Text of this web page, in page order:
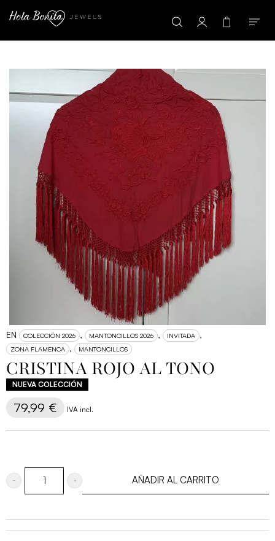
EN COLECCIÓN 2026 , MANTONCILLOS 2026 , INVITADA ,
ZONA FLAMENCA , MANTONCILLOS
CRISTINA ROJO AL TONO
79,99 € IVA incl.
Cristina
al
AÑADIR AL CARRITO